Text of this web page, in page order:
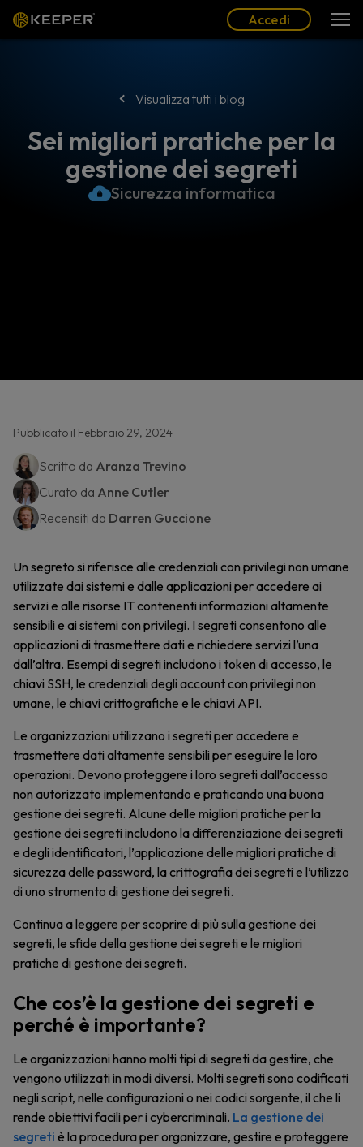
Accedi
Visualizza tutti i blog
Sei migliori pratiche per la
gestione dei segreti
Sicurezza informatica
Pubblicato il Febbraio 29, 2024
Scritto da Aranza Trevino
Curato da Anne Cutler
Recensiti da Darren Guccione
Un segreto si riferisce alle credenziali con privilegi non umane
utilizzate dai sistemi e dalle applicazioni per accedere ai
servizi e alle risorse IT contenenti informazioni altamente
sensibili e ai sistemi con privilegi. I segreti consentono alle
applicazioni di trasmettere dati e richiedere servizi l’una
dall’altra. Esempi di segreti includono i token di accesso, le
chiavi SSH, le credenziali degli account con privilegi non
umane, le chiavi crittografiche e le chiavi API.
Le organizzazioni utilizzano i segreti per accedere e
trasmettere dati altamente sensibili per eseguire le loro
operazioni. Devono proteggere i loro segreti dall’accesso
non autorizzato implementando e praticando una buona
gestione dei segreti. Alcune delle migliori pratiche per la
gestione dei segreti includono la differenziazione dei segreti
e degli identificatori, l’applicazione delle migliori pratiche di
sicurezza delle password, la crittografia dei segreti e l’utilizzo
di uno strumento di gestione dei segreti.
Continua a leggere per scoprire di più sulla gestione dei
segreti, le sfide della gestione dei segreti e le migliori
pratiche di gestione dei segreti.
Che cos’è la gestione dei segreti e
perché è importante?
Le organizzazioni hanno molti tipi di segreti da gestire, che
vengono utilizzati in modi diversi. Molti segreti sono codificati
negli script, nelle configurazioni o nei codici sorgente, il che li
rende obiettivi facili per i cybercriminali. La gestione dei
segreti è la procedura per organizzare, gestire e proteggere